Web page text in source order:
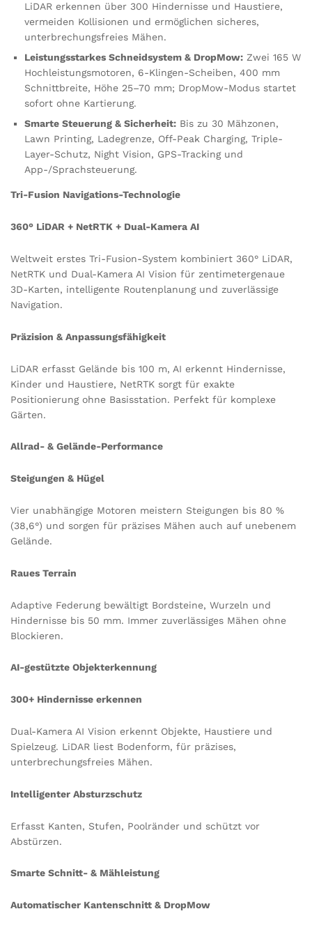
LiDAR erkennen über 300 Hindernisse und Haustiere,
vermeiden Kollisionen und ermöglichen sicheres,
unterbrechungsfreies Mähen.
Leistungsstarkes Schneidsystem & DropMow: Zwei 165 W
Hochleistungsmotoren, 6-Klingen-Scheiben, 400 mm
Schnittbreite, Höhe 25–70 mm; DropMow-Modus startet
sofort ohne Kartierung.
Smarte Steuerung & Sicherheit: Bis zu 30 Mähzonen,
Lawn Printing, Ladegrenze, Off-Peak Charging, Triple-
Layer-Schutz, Night Vision, GPS-Tracking und
App-/Sprachsteuerung.
Tri-Fusion Navigations-Technologie
360° LiDAR + NetRTK + Dual-Kamera AI
Weltweit erstes Tri-Fusion-System kombiniert 360° LiDAR,
NetRTK und Dual-Kamera AI Vision für zentimetergenaue
3D-Karten, intelligente Routenplanung und zuverlässige
Navigation.
Präzision & Anpassungsfähigkeit
LiDAR erfasst Gelände bis 100 m, AI erkennt Hindernisse,
Kinder und Haustiere, NetRTK sorgt für exakte
Positionierung ohne Basisstation. Perfekt für komplexe
Gärten.
Allrad- & Gelände-Performance
Steigungen & Hügel
Vier unabhängige Motoren meistern Steigungen bis 80 %
(38,6°) und sorgen für präzises Mähen auch auf unebenem
Gelände.
Raues Terrain
Adaptive Federung bewältigt Bordsteine, Wurzeln und
Hindernisse bis 50 mm. Immer zuverlässiges Mähen ohne
Blockieren.
AI-gestützte Objekterkennung
300+ Hindernisse erkennen
Dual-Kamera AI Vision erkennt Objekte, Haustiere und
Spielzeug. LiDAR liest Bodenform, für präzises,
unterbrechungsfreies Mähen.
Intelligenter Absturzschutz
Erfasst Kanten, Stufen, Poolränder und schützt vor
Abstürzen.
Smarte Schnitt- & Mähleistung
Automatischer Kantenschnitt & DropMow